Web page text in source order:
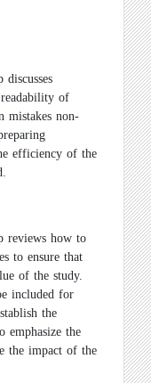
of
mistakes non-
efficiency of the
.
reviews how to
to ensure that
of the study.
included for
the
the
the impact of the